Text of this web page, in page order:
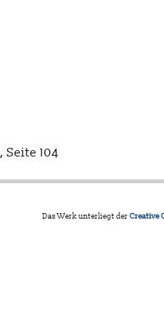
, Seite 104
Das Werk unterliegt derCreative